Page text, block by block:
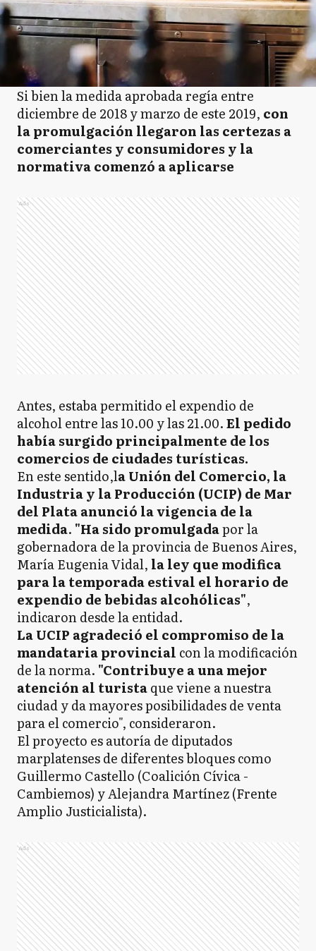
Si bien la medida aprobada regía entre
diciembre de 2018 y marzo de este 2019, con
la promulgación llegaron las certezas a
comerciantes y consumidores y la
normativa comenzó a aplicarse
Ads
Antes, estaba permitido el expendio de
alcohol entre las 10.00 y las 21.00.El pedido
había surgido principalmente de los
comercios de ciudades turísticas.
En este sentido,la Unión del Comercio, la
Industria y la Producción (UCIP) de Mar
del Plata anunció la vigencia de la
medida. "Ha sido promulgadapor la
gobernadora de la provincia de Buenos Aires,
María Eugenia Vidal, la ley que modifica
para la temporada estival el horario de
expendio de bebidas alcohólicas",
indicaron desde la entidad.
La UCIP agradeció el compromiso de la
mandataria provincial con la modificación
de la norma. "Contribuye a una mejor
atención al turistaque viene a nuestra
ciudad y da mayores posibilidades de venta
para el comercio", consideraron.
El proyecto es autoría de diputados
marplatenses de diferentes bloques como
Guillermo Castello (Coalición Cívica -
Cambiemos) y Alejandra Martínez (Frente
Amplio Justicialista).
Ads